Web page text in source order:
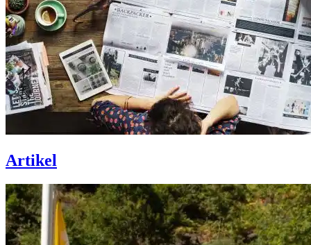
Artikel